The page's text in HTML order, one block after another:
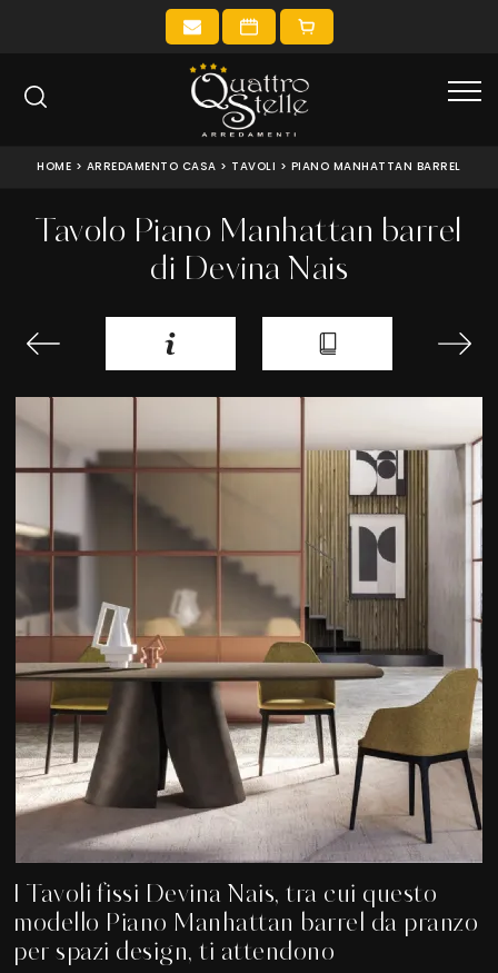
HOME > ARREDAMENTO CASA > TAVOLI > PIANO MANHATTAN BARREL
Tavolo Piano Manhattan barrel
di Devina Nais
I Tavoli fissi Devina Nais, tra cui questo
modello Piano Manhattan barrel da pranzo
per spazi design, ti attendono